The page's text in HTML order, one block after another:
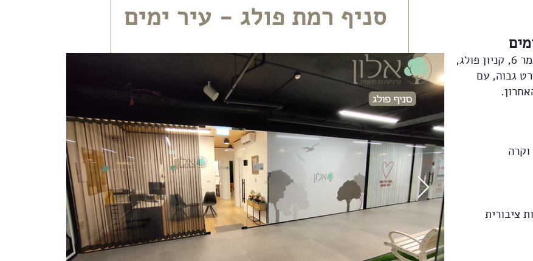
סניף רמת פולג - עיר ימים
ציבורית
הקליניקה נמצאת ברחוב אמנון ותמר 6, קניון פולג,
גבוה, עם